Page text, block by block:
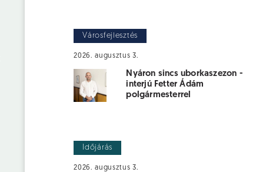
Városfejlesztés
2026. augusztus 3.
Nyáron sincs uborkaszezon -
interjú Fetter Ádám
polgármesterrel
Időjárás
2026. augusztus 3.